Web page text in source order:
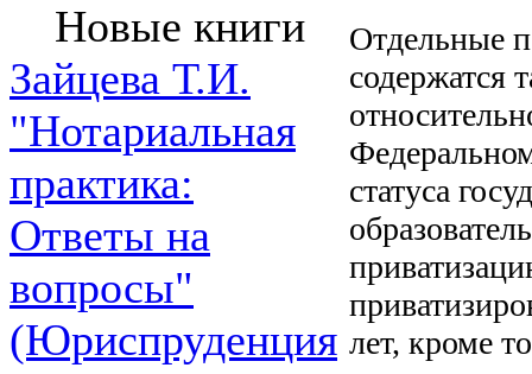
Новые книги
Зайцева Т.И.
"Нотариальная
практика:
Ответы на
вопросы"
(Юриспруденция
Отдельные
содержатся
статуса
лет, кроме